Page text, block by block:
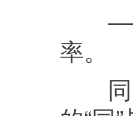
——
率。
同